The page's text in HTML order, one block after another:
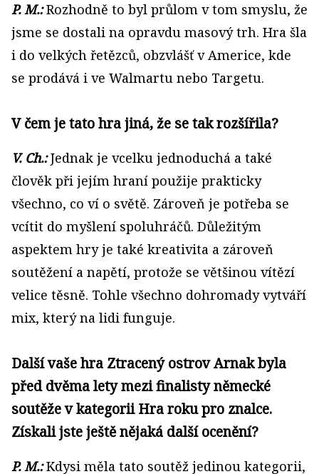
P. M.:Rozhodně to byl průlom v tom smyslu, že
jsme se dostali na opravdu masový trh. Hra šla
i do velkých řetězců, obzvlášť v Americe, kde
se prodává i ve Walmartu nebo Targetu.
V čem je tato hra jiná, že se tak rozšířila?
V. Ch.:Jednak je vcelku jednoduchá a také
člověk při jejím hraní použije prakticky
všechno, co ví o světě. Zároveň je potřeba se
vcítit do myšlení spoluhráčů. Důležitým
aspektem hry je také kreativita a zároveň
soutěžení a napětí, protože se většinou vítězí
velice těsně. Tohle všechno dohromady vytváří
mix, který na lidi funguje.
Další vaše hra Ztracený ostrov Arnak byla
před dvěma lety mezi finalisty německé
soutěže v kategorii Hra roku pro znalce.
Získali jste ještě nějaká další ocenění?
P. M.:Kdysi měla tato soutěž jedinou kategorii,